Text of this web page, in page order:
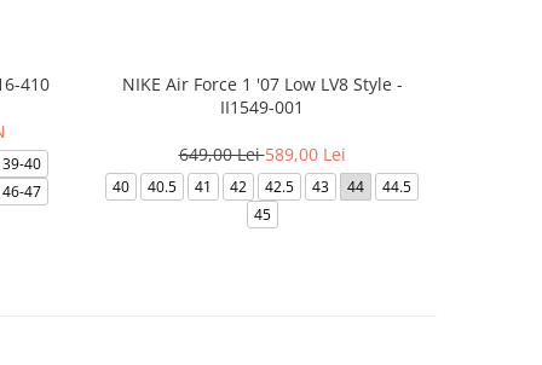
410
39-40
46-47
NIKE Air Force 1 '07 Low LV8 Style -
II1549-001
649,00 Lei589,00 Lei
40 40.5 41 42 42.5 43 44
44.5
45